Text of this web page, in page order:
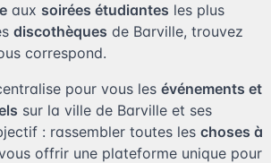
aux soirées étudiantes les plus
discothèques de Barville, trouvez
correspond.
pour vous les événements et
sur la ville de Barville et ses
: rassembler toutes les choses à
offrir une plateforme unique pour